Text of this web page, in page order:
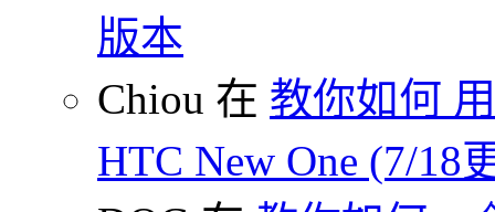
版本
Chiou 在 教你如何
HTC New One (7/18